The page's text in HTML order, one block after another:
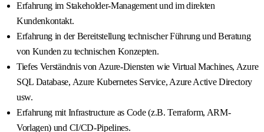
Erfahrung im Stakeholder-Management und im direkten
Kundenkontakt.
Erfahrung in der Bereitstellung technischer Führung und Beratung
von Kunden zu technischen Konzepten.
Tiefes Verständnis von Azure-Diensten wie Virtual Machines, Azure
SQL Database, Azure Kubernetes Service, Azure Active Directory
usw.
Erfahrung mit Infrastructure as Code (z.B. Terraform, ARM-
Vorlagen) und CI/CD-Pipelines.